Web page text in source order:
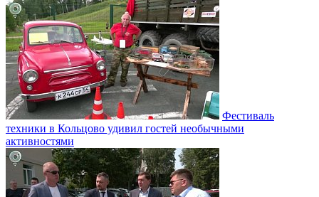
Фестиваль
техники в Кольцово удивил гостей необычными
активностями